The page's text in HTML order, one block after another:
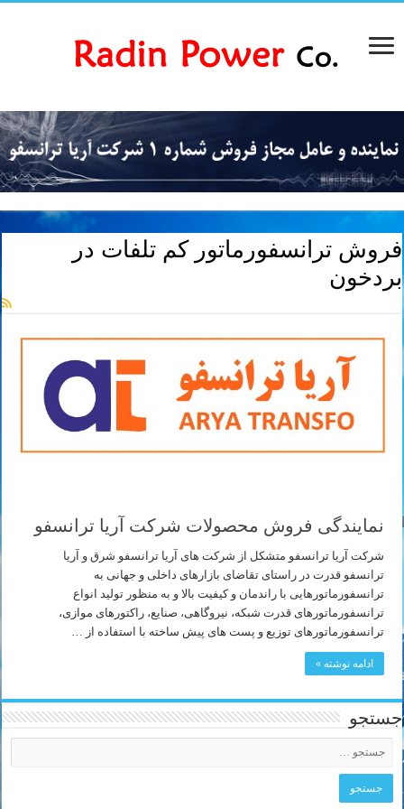
فروش ترانسفورماتور کم تلفات در
بردخون
نمایندگی فروش محصولات شرکت آریا ترانسفو
شرکت آریا ترانسفو متشکل از شرکت های آریا ترانسفو شرق و آریا
ترانسفو قدرت در راستای تقاضای بازارهای داخلی و جهانی به
ترانسفورماتورهایی با راندمان و کیفیت بالا و به منظور تولید انواع
ترانسفورماتورهای قدرت شبکه، نیروگاهی، صنایع، راکتورهای موازی،
ترانسفورماتورهای توزیع و پست های پیش ساخته با استفاده از …
ادامه نوشته »
جستجو